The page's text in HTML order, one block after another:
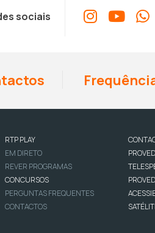
sociais
RTP PLAY
EM DIRETO
REVER PROGRAMAS
CONCURSOS
PERGUNTAS FREQUENTES
CONTACTOS